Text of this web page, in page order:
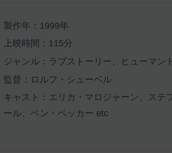
製作年：1999年
上映時間：115分
ジャンル：ラブストーリー、ヒューマン
監督：ロルフ・シューベル
キャスト：エリカ・マロジャーン、ステ
ール、ベン・ベッカー etc